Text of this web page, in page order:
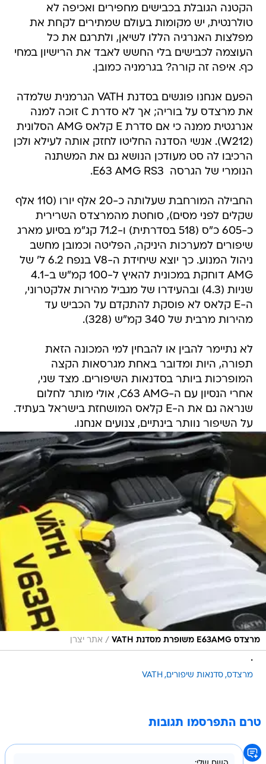
הקטנה הגובלת בכבישים מחפירים ואכיפה לא
טולרנטית, יש מקומות בעולם שמתירים לקחת את
מפלצות האנרגיה הללו לשיאן, ולתרגם את כל
העוצמה לכבישים בלי החשש לאבד את הרישיון במחי
כף. איפה זה קורה? בגרמניה כמובן.
הפעם אנחנו פוגשים בסדנת VATH הגרמנית שלמדה
את מרצדס על בוריה; אך לא סדרת C זוכה למנה
אנרגטית ממנה כי אם סדרת E קלאס AMG הסלונית
(W212). אנשי הסדנה החליטו לחזק אותה לעילא ולכן
הרכיבו לה סט מעודכן הנושא גם את המשתנה
הנומרי של הגרסה  E63 AMG RS3.
החבילה המורחבת שעלותה כ-20 אלף יורו (110 אלף
שקלים לפני מסים), סוחטת מהמרצדס השרירית
כ-605 כ"ס (518 בסדרתית) ו-71.2 קג"מ בסיוע מארג
שיפורים למערכות היניקה, הפליטה וכמובן מחשב
ניהול המנוע. כך יוצא שיחידת ה-V8 בנפח 6.2 ל' של
AMG דוחקת במכונית להאיץ ל-100 קמ"ש ב-4.1
שניות (4.3) ובהעידרו של מגביל מהירות אלקטרוני,
ה-E קלאס לא פוסקת להתקדם על הכביש עד
מהירות מרבית של 340 קמ"ש (328).
לא נתיימר להבין או להבחין למי המכונה הזאת
תפורה, היות ומדובר באחת מגרסאות הקצה
המופרכות ביותר בסדנאות השיפורים. מצד שני,
אחרי הנסיון עם ה-C63 AMG, אולי מותר לחלום
שנראה גם את ה-E קלאס המושחזת בישראל בעתיד.
על השיפור נוותר בינתיים, צנועים אנחנו.
מרצדס E63AMG משופרת מסדנת VATH / אתר יצרן
.
מרצדס סדנאות שיפורים VATH
טרם התפרסמו תגובות